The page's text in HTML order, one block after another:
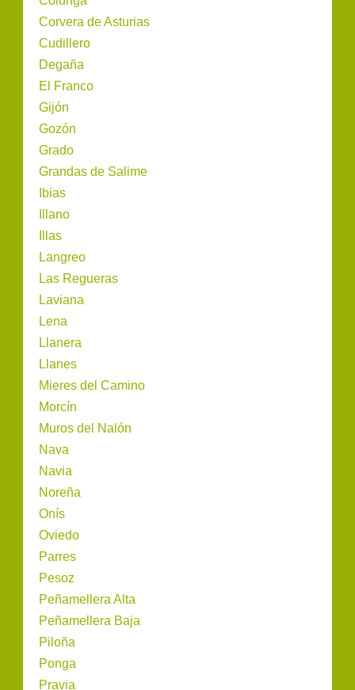
Corvera de Asturias
Cudillero
Degaña
El Franco
Gijón
Gozón
Grado
Grandas de Salime
Ibias
Illano
Illas
Langreo
Las Regueras
Laviana
Lena
Llanera
Llanes
Mieres del Camino
Morcín
Muros del Nalón
Nava
Navia
Noreña
Onís
Oviedo
Parres
Pesoz
Peñamellera Alta
Peñamellera Baja
Piloña
Ponga
Pravia